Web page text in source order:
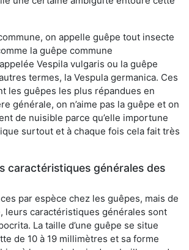
on appelle guêpe tout insecte
la guêpe commune
Vespila vulgaris ou la guêpe
termes, la Vespula germanica. Ces
les guêpes les plus répandues en
générale, on n’aime pas la guêpe et on
de nuisible parce qu’elle importune
surtout et à chaque fois cela fait très
caractéristiques générales des
par espèce chez les guêpes, mais de
leurs caractéristiques générales sont
La taille d’une guêpe se situe
de 10 à 19 millimètres et sa forme